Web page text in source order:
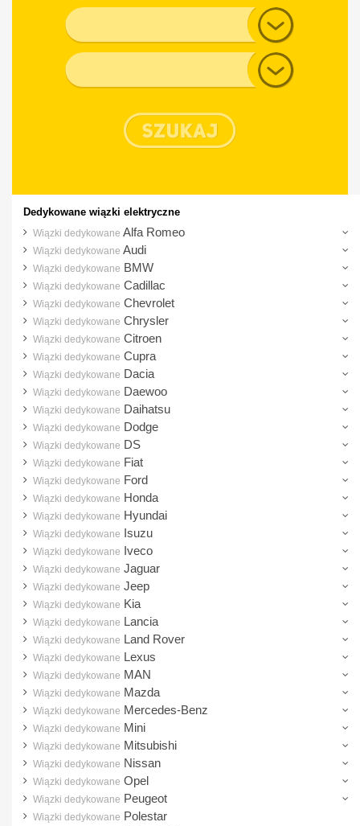
Dedykowane wiązki elektryczne
Wiązki dedykowane Alfa Romeo
Wiązki dedykowane Audi
Wiązki dedykowane BMW
Wiązki dedykowane Cadillac
Wiązki dedykowane Chevrolet
Wiązki dedykowane Chrysler
Wiązki dedykowane Citroen
Wiązki dedykowane Cupra
Wiązki dedykowane Dacia
Wiązki dedykowane Daewoo
Wiązki dedykowane Daihatsu
Wiązki dedykowane Dodge
Wiązki dedykowane DS
Wiązki dedykowane Fiat
Wiązki dedykowane Ford
Wiązki dedykowane Honda
Wiązki dedykowane Hyundai
Wiązki dedykowane Isuzu
Wiązki dedykowane Iveco
Wiązki dedykowane Jaguar
Wiązki dedykowane Jeep
Wiązki dedykowane Kia
Wiązki dedykowane Lancia
Wiązki dedykowane Land Rover
Wiązki dedykowane Lexus
Wiązki dedykowane MAN
Wiązki dedykowane Mazda
Wiązki dedykowane Mercedes-Benz
Wiązki dedykowane Mini
Wiązki dedykowane Mitsubishi
Wiązki dedykowane Nissan
Wiązki dedykowane Opel
Wiązki dedykowane Peugeot
Wiązki dedykowane Polestar